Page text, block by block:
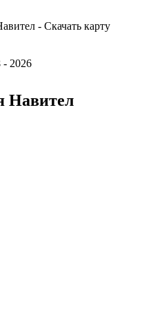
- Скачать карту
- 2026
Навител